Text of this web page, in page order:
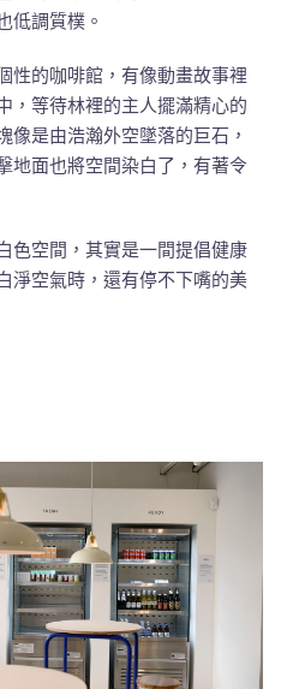
低調質樸。
性的咖啡館，有像動畫故事裡
，等待林裡的主人擺滿精心的
像是由浩瀚外空墜落的巨石，
地面也將空間染白了，有著令
色空間，其實是一間提倡健康
淨空氣時，還有停不下嘴的美